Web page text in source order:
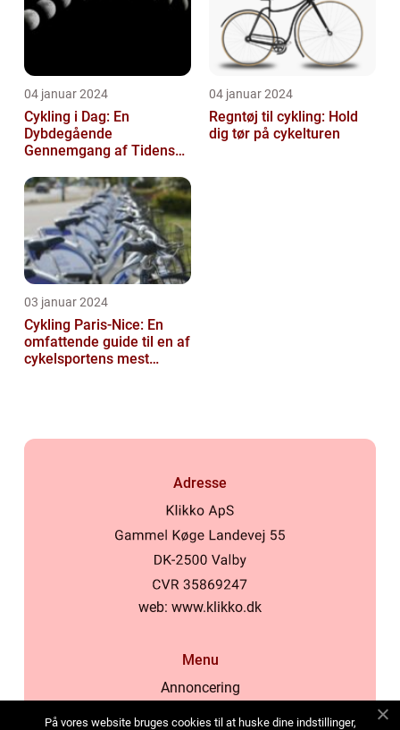
04 januar 2024
Cykling i Dag: En
Dybdegående
Gennemgang af Tidens
04 januar 2024
Regntøj til cykling: Hold
dig tør på cykelturen
03 januar 2024
Cykling Paris-Nice: En
omfattende guide til en af
cykelsportens mest
Adresse
web: www.klikko.dk
Menu
Annoncering
På vores website bruges cookies til at huske dine indstillinger,